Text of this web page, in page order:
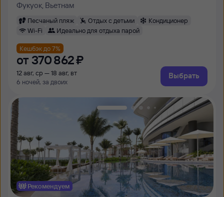
Фукуок, Вьетнам
Песчаный пляж Отдых с детьми
Кондиционер
Wi-Fi
Идеально для отдыха парой
Кешбэк до 7%
от 370 ⁠862 ⁠₽
12 авг, ср — 18 авг, вт
6 ночей, за двоих
Выбрать
Рекомендуем